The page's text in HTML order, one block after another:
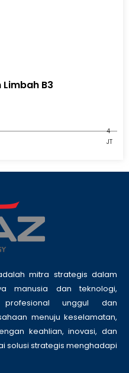
B3
4
JT
mitra strategis dalam
manusia dan teknologi,
profesional unggul dan
menuju keselamatan,
keahlian, inovasi, dan
solusi strategis menghadapi